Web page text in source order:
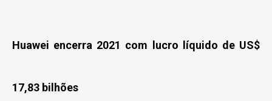
Huawei encerra 2021 com lucro líquido de US$
17,83 bilhões